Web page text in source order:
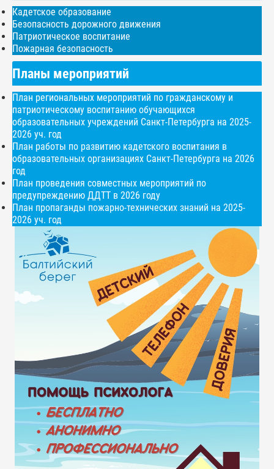
Кадетское образование
Безопасность дорожного движения
Патриотическое воспитание
Пожарная безопасность
Планы мероприятий
План региональных мероприятий по гражданскому и
патриотическому воспитанию обучающихся
образовательных учреждений Санкт-Петербурга на 2025-
2026 уч. год
План работы по развитию кадетского воспитания в
образовательных организациях Санкт-Петербурга на 2026
год
План проведения совместных мероприятий по
предупреждению ДДТТ в 2026 году
План пропаганды пожарно-технических знаний на 2025-
2026 уч. год